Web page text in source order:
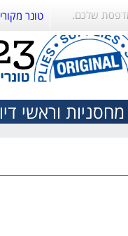
שלכם. טונר מקורי
מחסניות וראשי דיו